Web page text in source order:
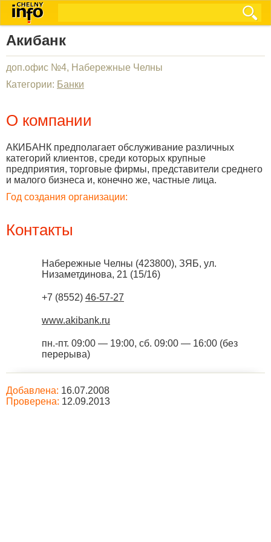
Акибанк
доп.офис №4, Набережные Челны
Категории: Банки
О компании
АКИБАНК предполагает обслуживание различных
категорий клиентов, среди которых крупные
предприятия, торговые фирмы, представители среднего
и малого бизнеса и, конечно же, частные лица.
Год создания организации:
Контакты
Набережные Челны (423800), ЗЯБ, ул.
Низаметдинова, 21 (15/16)
+7 (8552) 46-57-27
www.akibank.ru
пн.-пт. 09:00 — 19:00, сб. 09:00 — 16:00 (без
перерыва)
Добавлена: 16.07.2008
Проверена: 12.09.2013